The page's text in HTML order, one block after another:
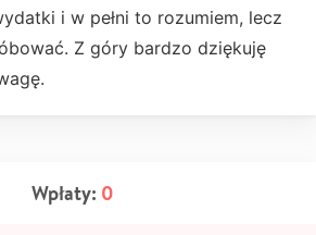
i w pełni to rozumiem, lecz
Z góry bardzo dziękuję
Wpłaty: 0